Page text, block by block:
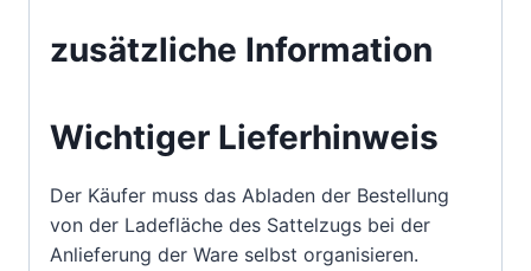
zusätzliche Information
Wichtiger Lieferhinweis
Der Käufer muss das Abladen der Bestellung
von der Ladefläche des Sattelzugs bei der
Anlieferung der Ware selbst organisieren.